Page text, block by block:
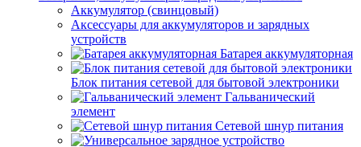
Аккумулятор (свинцовый)
Аксессуары для аккумуляторов и зарядных
устройств
Батарея аккумуляторная
Блок питания сетевой для бытовой электроники
Гальванический
элемент
Сетевой шнур питания